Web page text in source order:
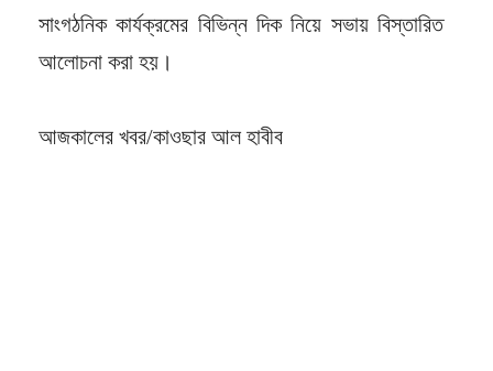
সাংগঠনিক কার্যক্রমের বিভিন্ন দিক নিয়ে সভায় বিস্তারিত
আলোচনা করা হয়।
আজকালের খবর/কাওছার আল হাবীব